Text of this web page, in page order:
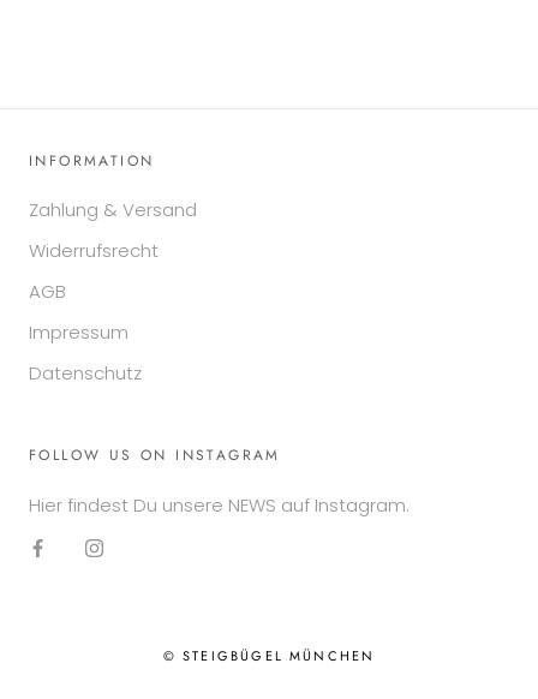
INFORMATION
Zahlung & Versand
Widerrufsrecht
AGB
Impressum
Datenschutz
FOLLOW US ON INSTAGRAM
Hier findest Du unsere NEWS auf Instagram.
© STEIGBÜGEL MÜNCHEN